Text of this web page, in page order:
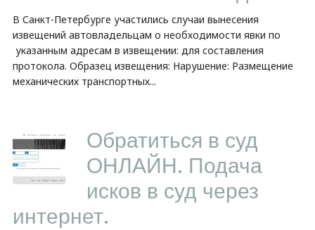
В Санкт-Петербурге участились случаи вынесения
извещений автовладельцам о необходимости явки по
указанным адресам в извещении: для составления
протокола. Образец извещения: Нарушение: Размещение
механических транспортных...
Обратиться в суд
ОНЛАЙН. Подача
исков в суд через
интернет.